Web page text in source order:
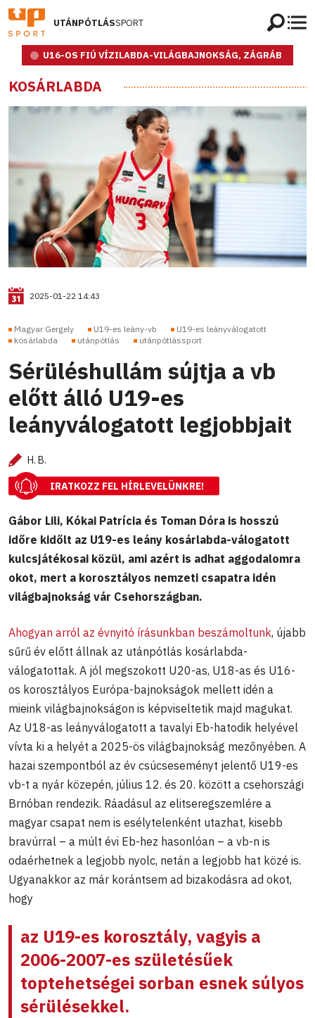
UTÁNPÓTLÁSSPORT
U16-OS FIÚ VÍZILABDA-VILÁGBAJNOKSÁG, ZÁGRÁB
KOSÁRLABDA
2025-01-22 14:43
Magyar Gergely U19-es leány-vb
U19-es leányválogatott
kosárlabda
utánpótlás utánpótlássport
Sérüléshullám sújtja a vb
előtt álló U19-es
leányválogatott legjobbjait
H. B.
IRATKOZZ FEL HÍRLEVELÜNKRE!
Gábor Lili, Kókai Patrícia és Toman Dóra is hosszú
időre kidőlt az U19-es leány kosárlabda-válogatott
kulcsjátékosai közül, ami azért is adhat aggodalomra
okot, mert a korosztályos nemzeti csapatra idén
világbajnokság vár Csehországban.
Ahogyan arról az évnyitó írásunkban beszámoltunk, újabb
sűrű év előtt állnak az utánpótlás kosárlabda-
válogatottak. A jól megszokott U20-as, U18-as és U16-
os korosztályos Európa-bajnokságok mellett idén a
mieink világbajnokságon is képviseltetik majd magukat.
Az U18-as leányválogatott a tavalyi Eb-hatodik helyével
vívta ki a helyét a 2025-ös világbajnokság mezőnyében. A
hazai szempontból az év csúcseseményt jelentő U19-es
vb-t a nyár közepén, július 12. és 20. között a csehországi
Brnóban rendezik. Ráadásul az elitseregszemlére a
magyar csapat nem is esélytelenként utazhat, kisebb
bravúrral – a múlt évi Eb-hez hasonlóan – a vb-n is
odaérhetnek a legjobb nyolc, netán a legjobb hat közé is.
Ugyanakkor az már korántsem ad bizakodásra ad okot,
hogy
az U19-es korosztály, vagyis a
2006-2007-es születésűek
toptehetségei sorban esnek súlyos
sérülésekkel.